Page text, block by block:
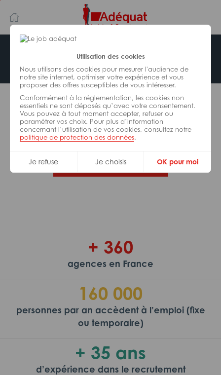
Utilisation des cookies
Nous utilisons des cookies pour mesurer l'audience de
notre site internet, optimiser votre expérience et vous
proposer des offres susceptibles de vous intéresser.
Conformément à la réglementation, les cookies non
essentiels ne sont déposés qu’avec votre consentement.
Vous pouvez à tout moment accepter, refuser ou
paramétrer vos choix. Pour plus d’information
concernant l’utilisation de vos cookies, consultez notre
politique de protection des données.
Je refuse Je choisis OK pour moi
au
contenu
principal
navigation
Offre indisponible
L’offre d’emploi que vous tentez de consulter n’est
plus disponible.
De nombreuses autres missions peuvent vous
correspondre, consultez toutes nos offres.
Trouvez votre job Adéquat !
+ 360
agences en France
160 000
personnes par an accèdent à l’emploi (fixe
ou temporaire)
+ 35 ans
d’expérience dans le recrutement